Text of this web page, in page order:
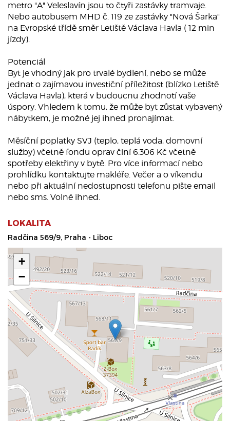
metro "A" Veleslavín jsou to čtyři zastávky tramvaje.
Nebo autobusem MHD č. 119 ze zastávky "Nová Šarka"
na Evropské třídě směr Letiště Václava Havla ( 12 min
jízdy).
Potenciál
Byt je vhodný jak pro trvalé bydlení, nebo se může
jednat o zajímavou investiční příležitost (blízko Letiště
Václava Havla), která v budoucnu zhodnotí vaše
úspory. Vhledem k tomu, že může byt zůstat vybavený
nábytkem, je možné jej ihned pronajímat.
Měsíční poplatky SVJ (teplo, teplá voda, domovní
služby) včetně fondu oprav činí 6.306 Kč včetně
spotřeby elektřiny v bytě. Pro více informací nebo
prohlídku kontaktujte makléře. Večer a o víkendu
nebo při aktuální nedostupnosti telefonu pište email
nebo sms. Volné ihned.
LOKALITA
Radčina 569/9, Praha - Liboc
+
−